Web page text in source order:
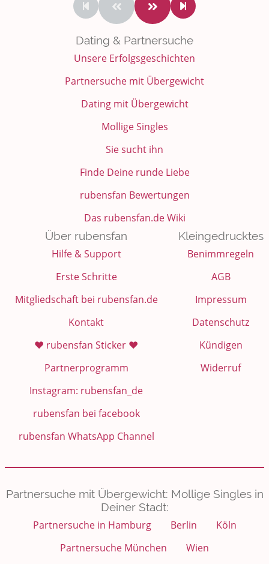
Dating & Partnersuche
Unsere Erfolgsgeschichten
Partnersuche mit Übergewicht
Dating mit Übergewicht
Mollige Singles
Sie sucht ihn
Finde Deine runde Liebe
rubensfan Bewertungen
Das rubensfan.de Wiki
Über rubensfan
Hilfe & Support
Erste Schritte
Mitgliedschaft bei rubensfan.de
Kontakt
❤️ rubensfan Sticker ❤️
Partnerprogramm
Instagram: rubensfan_de
rubensfan bei facebook
rubensfan WhatsApp Channel
Kleingedrucktes
Benimmregeln
AGB
Impressum
Datenschutz
Kündigen
Widerruf
Partnersuche mit Übergewicht: Mollige Singles in
Deiner Stadt:
Partnersuche in Hamburg
Berlin
Köln
Partnersuche München
Wien